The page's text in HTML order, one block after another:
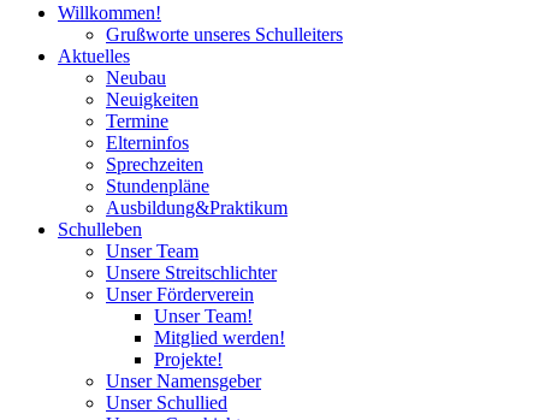
Willkommen!
Grußworte unseres Schulleiters
Aktuelles
Neubau
Neuigkeiten
Termine
Elterninfos
Sprechzeiten
Stundenpläne
Ausbildung&Praktikum
Schulleben
Unser Team
Unsere Streitschlichter
Unser Förderverein
Unser Team!
Mitglied werden!
Projekte!
Unser Namensgeber
Unser Schullied